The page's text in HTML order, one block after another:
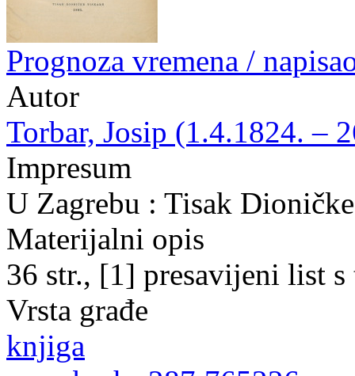
Prognoza vremena /
Autor
Torbar, Josip (1.4.1824. –
Impresum
U Zagrebu : Tisak
Materijalni opis
36 str., [1] presavijeni list
Vrsta građe
knjiga